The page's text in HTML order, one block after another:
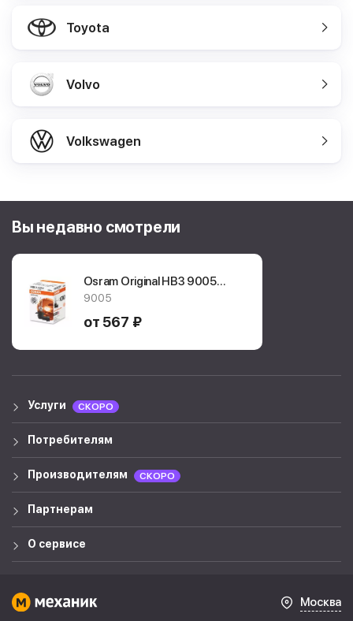
Toyota
Volvo
Volkswagen
Вы недавно смотрели
Osram Original HB3 9005
9005
9005
от 567 ₽
Услуги СКОРО
Потребителям
Производителям СКОРО
Партнерам
О сервисе
Москва